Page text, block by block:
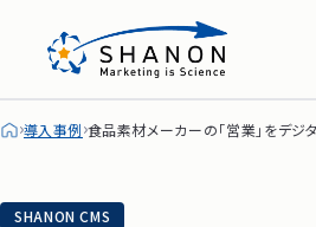
導入事例 食品素材メーカーの「営業」をデ
SHANON CMS